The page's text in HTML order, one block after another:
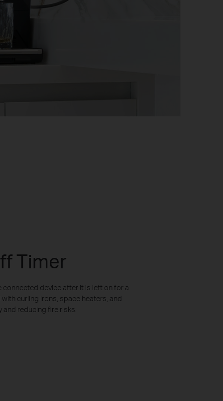
Timer
device after it is left on for a
curling irons, space heaters, and
and reducing fire risks.